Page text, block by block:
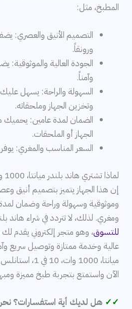
المطبخ، مثل:
التصميم الأنيق والعصري:
ورونقاً.
الجودة العالية
وآمناً.
السهولة والراحة: يسهل
وتخزين الجهاز وملحقاته.
الضمان لمدة عامين:
الجهاز أو الملحقات.
السعر المناسب والمغري:
لماذا تشتري هاند بلندر ميانتا، 1000 وات – HB111238A؟
إن هذا الجهاز يتميز بتصميم أنيق
وموثوقية وسهولة وراحة وضمان
ومغري. لذلك، لا تتردد في شراء هاند
للتسوق، وهو متجر إلكتروني يقدم
عالية وخدمة ممتازة وتوصيل سريع
الآن واستمتع بتجربة طبخ مميزة
✓✓ هل لديك أية استفسارات؟